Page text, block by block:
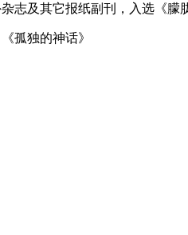
志及其它报纸副刊，入选《
孤独的神话》